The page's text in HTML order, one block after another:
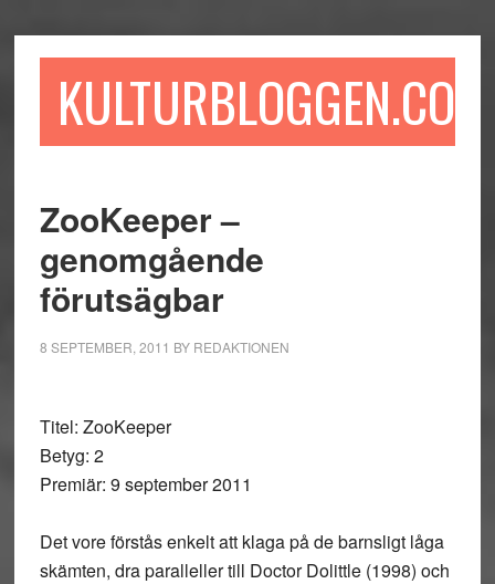
till
till
sidofältet
till
KULTURBLOGGEN.COM
ZooKeeper –
genomgående
förutsägbar
8 SEPTEMBER, 2011 BY REDAKTIONEN
Titel: ZooKeeper
Betyg: 2
Premiär: 9 september 2011
Det vore förstås enkelt att klaga på de barnsligt låga
skämten, dra paralleller till Doctor Dolittle (1998) och